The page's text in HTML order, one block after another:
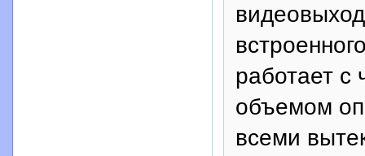
работает с
объемом
всеми